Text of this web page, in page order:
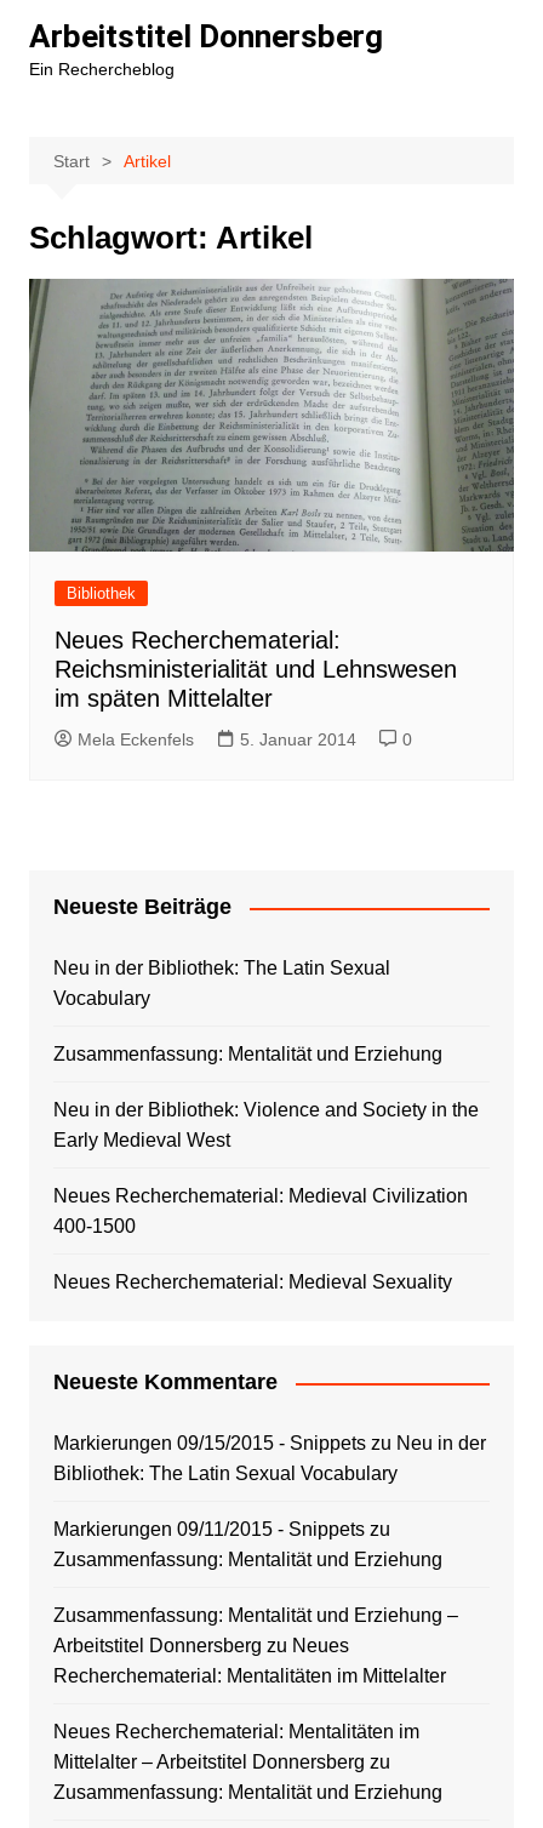
Inhalt
springen
Arbeitstitel Donnersberg
Ein Rechercheblog
Start Artikel
Schlagwort: Artikel
Bibliothek
Neues Recherchematerial:
Reichsministerialität und Lehnswesen
im späten Mittelalter
Mela Eckenfels 5. Januar 2014 0
Neueste Beiträge
Neu in der Bibliothek: The Latin Sexual
Vocabulary
Zusammenfassung: Mentalität und Erziehung
Neu in der Bibliothek: Violence and Society in the
Early Medieval West
Neues Recherchematerial: Medieval Civilization
400-1500
Neues Recherchematerial: Medieval Sexuality
Neueste Kommentare
Markierungen 09/15/2015 - Snippetszu Neu in der
Bibliothek: The Latin Sexual Vocabulary
Markierungen 09/11/2015 - Snippetszu
Zusammenfassung: Mentalität und Erziehung
Zusammenfassung: Mentalität und Erziehung –
Arbeitstitel Donnersberg zu Neues
Recherchematerial: Mentalitäten im Mittelalter
Neues Recherchematerial: Mentalitäten im
Mittelalter – Arbeitstitel Donnersberg zu
Zusammenfassung: Mentalität und Erziehung